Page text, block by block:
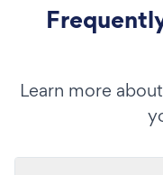
Learn more